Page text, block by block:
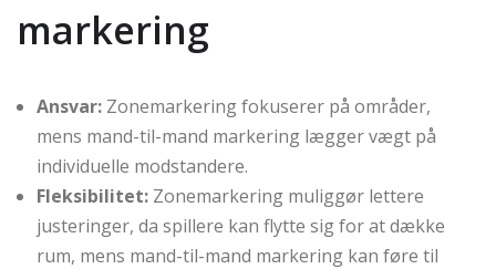
markering
Ansvar: Zonemarkering fokuserer på områder,
mens mand-til-mand markering lægger vægt på
individuelle modstandere.
Fleksibilitet: Zonemarkering muliggør lettere
justeringer, da spillere kan flytte sig for at dække
rum, mens mand-til-mand markering kan føre til